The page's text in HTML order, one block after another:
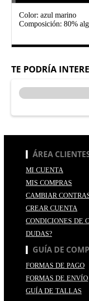
Color: azul marino
Composición: 80%
TE PODRÍA
ÁREA
MI CUENTA
MIS COMPRAS
CAMBIAR
CREAR CUENTA
CONDICIONES DE
DUDAS?
GUÍA DE
FORMAS DE PAGO
FORMAS DE ENVÍO
GUÍA DE TALLAS